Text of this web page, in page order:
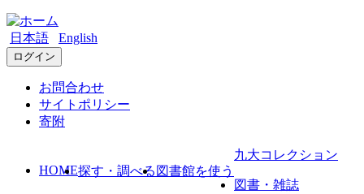
日本語 English
ログイン
お問合わせ
サイトポリシー
寄附
HOME探す・調べる 図書館を使う
九大コレクション
図書・雑誌